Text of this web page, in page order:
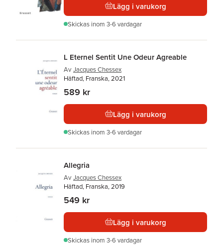
Lägg i varukorg
Skickas inom 3-6 vardagar
L Eternel Sentit Une Odeur Agreable
Av Jacques Chessex
Häftad, Franska, 2021
589 kr
Lägg i varukorg
Skickas inom 3-6 vardagar
Allegria
Av Jacques Chessex
Häftad, Franska, 2019
549 kr
Lägg i varukorg
Skickas inom 3-6 vardagar